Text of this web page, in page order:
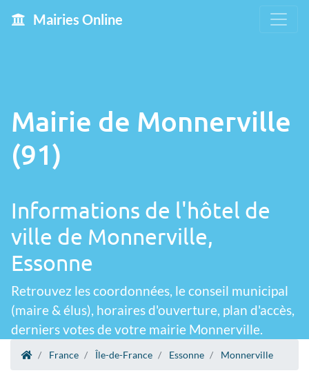
Mairies Online
Mairie de Monnerville
(91)
Informations de l'hôtel de
ville de Monnerville,
Essonne
Retrouvez les coordonnées, le conseil municipal
(maire & élus), horaires d'ouverture, plan d'accès,
derniers votes de votre mairie Monnerville.
France Île-de-France Essonne Monnerville